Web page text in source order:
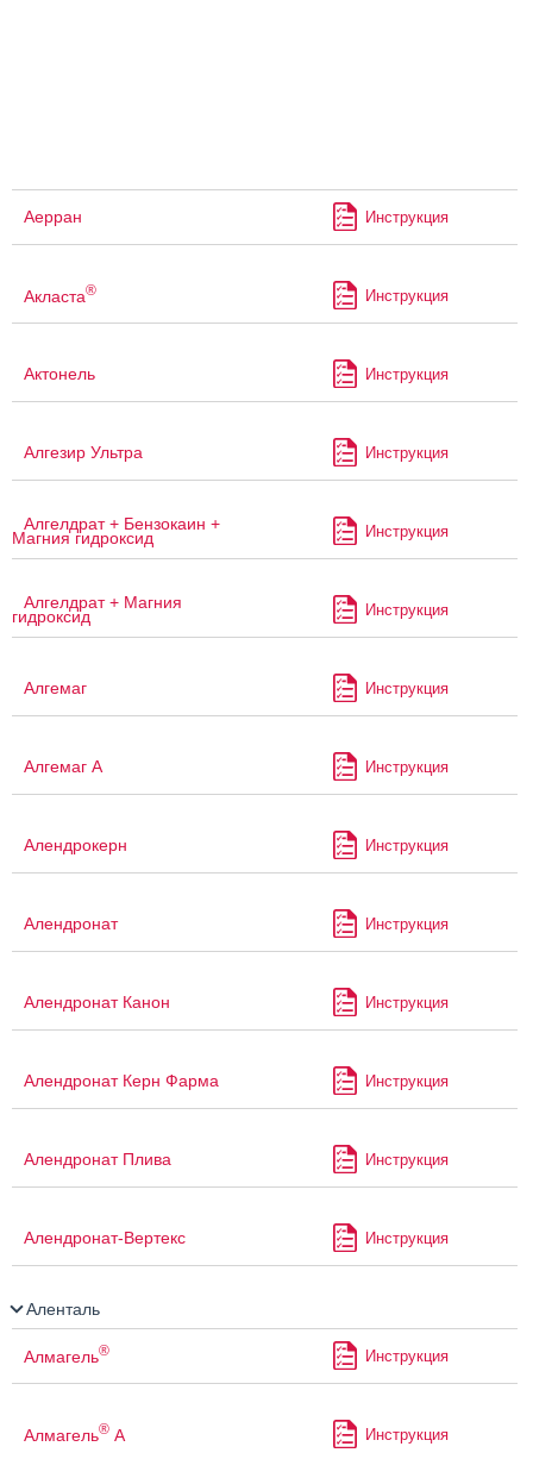
Аерран Инструкция
Акласта® Инструкция
Актонель Инструкция
Алгезир Ультра Инструкция
Алгелдрат + Бензокаин +
Магния гидроксид Инструкция
Алгелдрат + Магния
гидроксид Инструкция
Алгемаг Инструкция
Алгемаг А Инструкция
Алендрокерн Инструкция
Алендронат Инструкция
Алендронат Канон Инструкция
Алендронат Керн Фарма Инструкция
Алендронат Плива Инструкция
Алендронат-Вертекс Инструкция
Аленталь
Алмагель® Инструкция
Алмагель® А Инструкция